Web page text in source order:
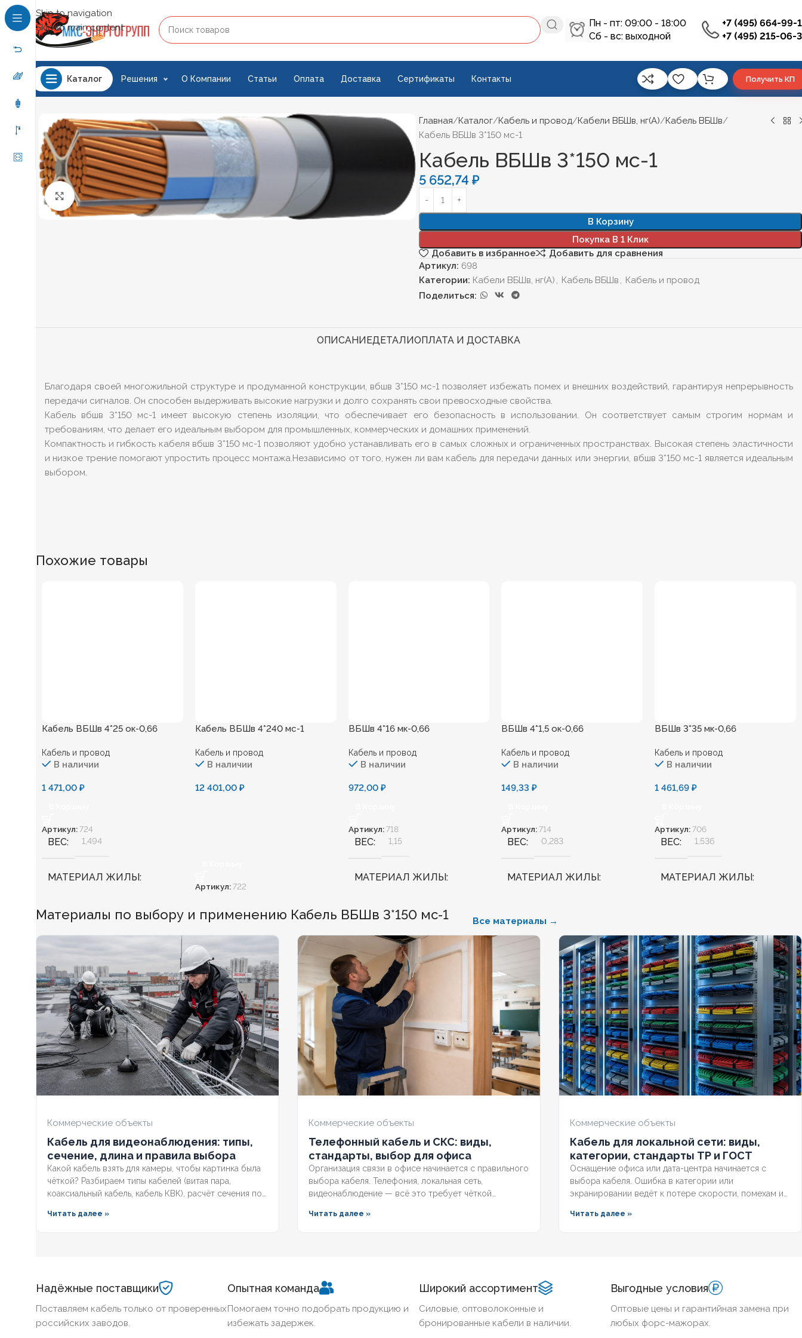
Skip to navigation
Skip to main content
Пн - пт: 09:00 - 18:00
Сб - вс: выходной
+7 (495) 664-99-
+7 (495) 215-06-
Каталог Решения О Компании Статьи Оплата Доставка Сертификаты Контакты Получить КП
Нажмите, чтобы увеличить
Главная Каталог Кабель и провод Кабели ВБШв, нг(А)
Кабель ВБШв
Кабель ВБШв 3*150 мс-1
Кабель ВБШв 3*150 мс-1
5 652,74 ₽
В Корзину
Покупка В 1 Клик
Добавить в избранное
Добавить для сравнения
Артикул: 698
Категории: Кабели ВБШв, нг(А) , Кабель ВБШв , Кабель и провод
Поделиться:
ОПИСАНИЕДЕТАЛИОПЛАТА И ДОСТАВКА
Благодаря своей многожильной структуре и продуманной конструкции, вбшв 3*150 мс-1 позволяет избежать помех и внешних воздействий, гарантируя непрерывность
передачи сигналов. Он способен выдерживать высокие нагрузки и долго сохранять свои превосходные свойства.
Кабель вбшв 3*150 мс-1 имеет высокую степень изоляции, что обеспечивает его безопасность в использовании. Он соответствует самым строгим нормам и
требованиям, что делает его идеальным выбором для промышленных, коммерческих и домашних применений.
Компактность и гибкость кабеля вбшв 3*150 мс-1 позволяют удобно устанавливать его в самых сложных и ограниченных пространствах. Высокая степень эластичности
и низкое трение помогают упростить процесс монтажа.Независимо от того, нужен ли вам кабель для передачи данных или энергии, вбшв 3*150 мс-1 является идеальным
выбором.
Похожие товары
Кабель ВБШв 4*25 ок-0,66
Кабель и провод
В наличии
1 471,00 ₽
Артикул:724
ВЕС 1,494
МАТЕРИАЛ ЖИЛЫ
ХЛАДОСТОЙКИЙ Нет
СЕЧЕНИЕ ТПЖ 2,5
ОГНЕСТОЙКИЙ Нет
НАЛИЧИЕ ЭКРАНА Нет
БРОНИРОВАННЫЙ
КОЛИЧЕСТВО ЖИЛ 4
Кабель ВБШв 4*240 мс-1
Кабель и провод
В наличии
12 401,00 ₽
Артикул:722
ВБШв 4*16 мк-0,66
Кабель и провод
В наличии
972,00 ₽
Артикул:718
ВЕС 1,15
МАТЕРИАЛ ЖИЛЫ
Медь
БЕЗГАЛОГЕННЫЙ Нет
ХЛАДОСТОЙКИЙ
СЕЧЕНИЕ ТПЖ
ОГНЕСТОЙКИЙ Нет
НАЛИЧИЕ ЭКРАНА
БРОНИРОВАННЫЙ
КОЛИЧЕСТВО ЖИЛ 4
ВБШв 4*1,5 ок-0,66
Кабель и провод
В наличии
149,33₽
Артикул:714
ВЕС 0,283
МАТЕРИАЛ ЖИЛЫ
БЕЗГАЛОГЕННЫЙ Нет
ХЛАДОСТОЙКИЙ Нет
СЕЧЕНИЕ ТПЖ 1,5
ОГНЕСТОЙКИЙ Нет
НАЛИЧИЕ ЭКРАНА Нет
БРОНИРОВАННЫЙ
КОЛИЧЕСТВО ЖИЛ 4
ВБШв 3*35 мк-0,66
Кабель и провод
В наличии
1 461,69₽
Артикул:706
ВЕС 1,536
МАТЕРИАЛ ЖИЛЫ
БЕЗГАЛОГЕННЫЙ Нет
ХЛАДОСТОЙКИЙ Нет
СЕЧЕНИЕ ТПЖ 35
ОГНЕСТОЙКИЙ Нет
НАЛИЧИЕ ЭКРАНА Нет
БРОНИРОВАННЫЙ
КОЛИЧЕСТВО ЖИЛ
Материалы по выбору и применению Кабель ВБШв 3*150 мс-1 Все материалы →
Коммерческие объекты
Кабель для видеонаблюдения: типы,
сечение, длина и правила выбора
Какой кабель взять для камеры, чтобы картинка была
чёткой? Разбираем типы кабелей (витая пара,
коаксиальный кабель, кабель КВК), расчёт сечения по
видеонаблюдения без потери сигнала.
Читать далее »
Коммерческие объекты
Телефонный кабель и СКС: виды,
стандарты, выбор для офиса
Организация связи в офисе начинается с правильного
выбора кабеля. Телефония, локальная сеть,
видеонаблюдение — всё это требует чёткой
Читать далее »
Коммерческие объекты
Кабель для локальной сети: виды,
категории, стандарты ТР и ГОСТ
Оснащение офиса или дата-центра начинается с
выбора кабеля. Ошибка в категории или
экранировании ведёт к потере скорости, помехам и
используется в локальной сети, какие категории
Читать далее »
Надёжные поставщики
Поставляем кабель только от проверенных
российских заводов.
Опытная команда
Помогаем точно подобрать продукцию и
избежать задержек.
Широкий ассортимент
Силовые, оптоволоконные и
бронированные кабели в наличии.
Выгодные условия
Оптовые цены и гарантийная замена при
любых форс-мажорах.